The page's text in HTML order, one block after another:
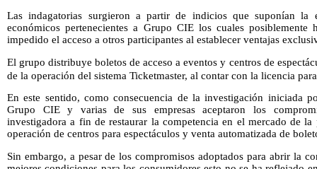
Las indagatorias surgieron a partir de indicios que suponían la
económicos pertenecientes a Grupo CIE los cuales posiblemente
impedido el acceso a otros participantes al establecer ventajas
El grupo distribuye boletos de acceso a eventos y centros de
de la operación del sistema Ticketmaster, al contar con la licencia
En este sentido, como consecuencia de la investigación iniciada
Grupo CIE y varias de sus empresas aceptaron los
investigadora a fin de restaurar la competencia en el mercado de
operación de centros para espectáculos y venta automatizada de
Sin embargo, a pesar de los compromisos adoptados para abrir la